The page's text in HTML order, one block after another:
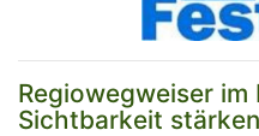
Regiowegweiser im
Sichtbarkeit stärken